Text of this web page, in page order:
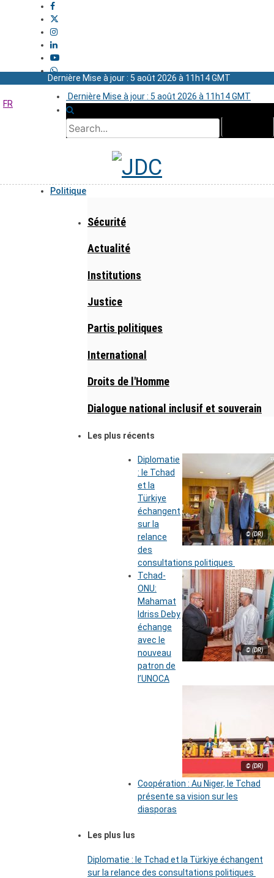
Dernière Mise à jour : 5 août 2026 à 11h14 GMT
Dernière Mise à jour : 5 août 2026 à 11h14 GMT
FR
Politique
Sécurité
Actualité
Institutions
Justice
Partis politiques
International
Droits de l'Homme
Dialogue national inclusif et souverain
Les plus récents
© (DR)
Diplomatie
: le Tchad
et la
Türkiye
échangent
sur la
relance
des
consultations politiques
© (DR)
Tchad-
ONU:
Mahamat
Idriss Deby
échange
avec le
nouveau
patron de
l’UNOCA
© (DR)
Coopération : Au Niger, le Tchad
présente sa vision sur les
diasporas
Les plus lus
Diplomatie : le Tchad et la Türkiye échangent
sur la relance des consultations politiques